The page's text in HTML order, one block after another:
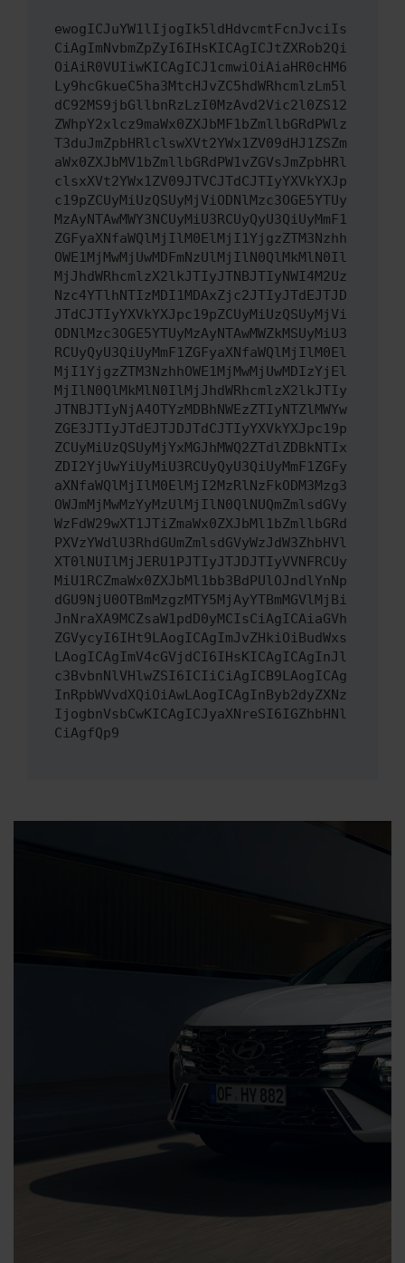
ewogICJuYW1lIjogIk5ldHdvcmtFcnJvciIs
CiAgImNvbmZpZyI6IHsKICAgICJtZXRob2Qi
OiAiR0VUIiwKICAgICJ1cmwiOiAiaHR0cHM6
Ly9hcGkueC5ha3MtcHJvZC5hdWRhcmlzLm5l
dC92MS9jbGllbnRzLzI0MzAvd2Vic2l0ZS12
ZWhpY2xlcz9maWx0ZXJbMF1bZmllbGRdPWlz
T3duJmZpbHRlclswXVt2YWx1ZV09dHJ1ZSZm
aWx0ZXJbMV1bZmllbGRdPW1vZGVsJmZpbHRl
clsxXVt2YWx1ZV09JTVCJTdCJTIyYXVkYXJp
c19pZCUyMiUzQSUyMjViODNlMzc3OGE5YTUy
MzAyNTAwMWY3NCUyMiU3RCUyQyU3QiUyMmF1
ZGFyaXNfaWQlMjIlM0ElMjI1YjgzZTM3Nzhh
OWE1MjMwMjUwMDFmNzUlMjIlN0QlMkMlN0Il
MjJhdWRhcmlzX2lkJTIyJTNBJTIyNWI4M2Uz
Nzc4YTlhNTIzMDI1MDAxZjc2JTIyJTdEJTJD
JTdCJTIyYXVkYXJpc19pZCUyMiUzQSUyMjVi
ODNlMzc3OGE5YTUyMzAyNTAwMWZkMSUyMiU3
RCUyQyU3QiUyMmF1ZGFyaXNfaWQlMjIlM0El
MjI1YjgzZTM3NzhhOWE1MjMwMjUwMDIzYjEl
MjIlN0QlMkMlN0IlMjJhdWRhcmlzX2lkJTIy
JTNBJTIyNjA4OTYzMDBhNWEzZTIyNTZlMWYw
ZGE3JTIyJTdEJTJDJTdCJTIyYXVkYXJpc19p
ZCUyMiUzQSUyMjYxMGJhMWQ2ZTdlZDBkNTIx
ZDI2YjUwYiUyMiU3RCUyQyU3QiUyMmF1ZGFy
aXNfaWQlMjIlM0ElMjI2MzRlNzFkODM3Mzg3
OWJmMjMwMzYyMzUlMjIlN0QlNUQmZmlsdGVy
WzFdW29wXT1JTiZmaWx0ZXJbMl1bZmllbGRd
PXVzYWdlU3RhdGUmZmlsdGVyWzJdW3ZhbHVl
XT0lNUIlMjJERU1PJTIyJTJDJTIyVVNFRCUy
MiU1RCZmaWx0ZXJbMl1bb3BdPUlOJndlYnNp
dGU9NjU0OTBmMzgzMTY5MjAyYTBmMGVlMjBi
JnNraXA9MCZsaW1pdD0yMCIsCiAgICAiaGVh
ZGVycyI6IHt9LAogICAgImJvZHkiOiBudWxs
LAogICAgImV4cGVjdCI6IHsKICAgICAgInJl
c3BvbnNlVHlwZSI6ICIiCiAgICB9LAogICAg
InRpbWVvdXQiOiAwLAogICAgInByb2dyZXNz
IjogbnVsbCwKICAgICJyaXNreSI6IGZhbHNl
CiAgfQp9